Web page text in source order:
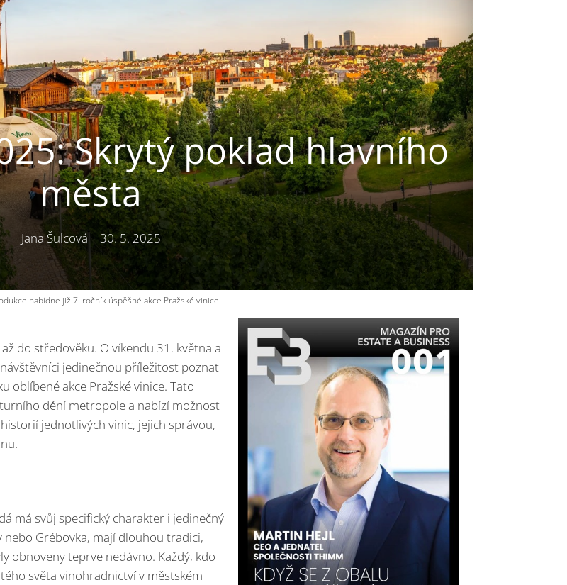
Skrytý poklad hlavního
města
Jana Šulcová|30. 5. 2025
nabídne již 7. ročník úspěšné akce Pražské vinice.
do středověku. O víkendu 31. května a
jedinečnou příležitost poznat
oblíbené akce Pražské vinice. Tato
dění metropole a nabízí možnost
jednotlivých vinic, jejich správou,
má svůj specifický charakter i jedinečný
nebo Grébovka, mají dlouhou tradici,
obnoveny teprve nedávno. Každý, kdo
světa vinohradnictví v městském